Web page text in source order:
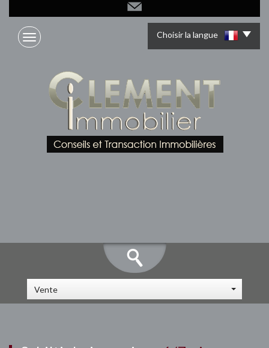
Choisir la langue
Vente